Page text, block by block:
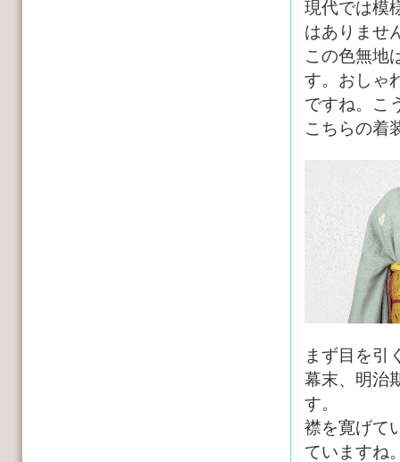
現代では模
はありませ
この色無地
す。おしゃ
ですね。こ
こちらの着
まず目を引
幕末、明治
す。
襟を寛げて
ていますね